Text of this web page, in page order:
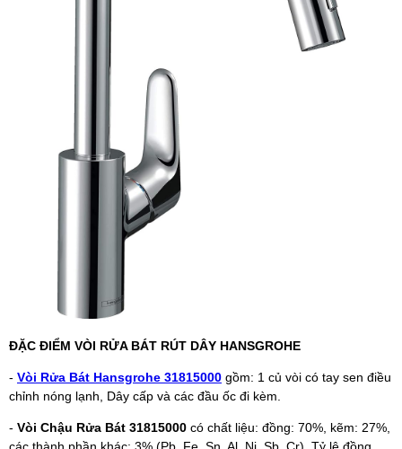
ĐẶC ĐIỂM VÒI RỬA BÁT RÚT DÂY HANSGROHE
- Vòi Rửa Bát Hansgrohe 31815000 gồm: 1 củ vòi có tay sen điều
chỉnh nóng lạnh, Dây cấp và các đầu ốc đi kèm.
- Vòi Chậu Rửa Bát 31815000 có chất liệu: đồng: 70%, kẽm: 27%,
các thành phần khác: 3% (Pb, Fe, Sn, Al, Ni, Sb, Cr). Tỷ lệ đồng